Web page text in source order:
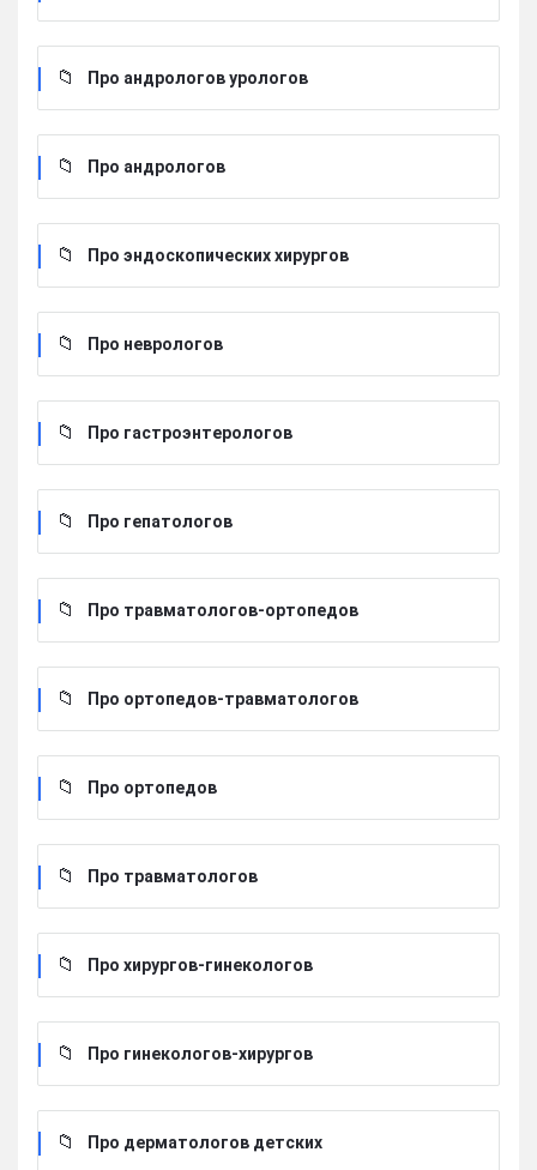
Про андрологов урологов
Про андрологов
Про эндоскопических хирургов
Про неврологов
Про гастроэнтерологов
Про гепатологов
Про травматологов-ортопедов
Про ортопедов-травматологов
Про ортопедов
Про травматологов
Про хирургов-гинекологов
Про гинекологов-хирургов
Про дерматологов детских